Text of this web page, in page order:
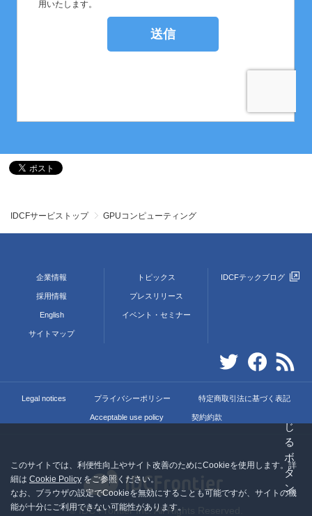
このサイトでは、利便性向上やサイト改善のためにCookieを使用します。詳
細は Cookie Policy をご参照ください。
なお、ブラウザの設定でCookieを無効にすることも可能ですが、サイトの機
能が十分にご利用できない可能性があります。
IDCFサービストップ GPUコンピューティング
企業情報
採用情報
English
サイトマップ
トピックス
プレスリリース
イベント・セミナー
IDCFテックブログ
Legal notices プライバシーポリシー 特定商取引法に基づく表記
Acceptable use policy 契約約款
© IDC Frontier Inc. All Rights Reserved.